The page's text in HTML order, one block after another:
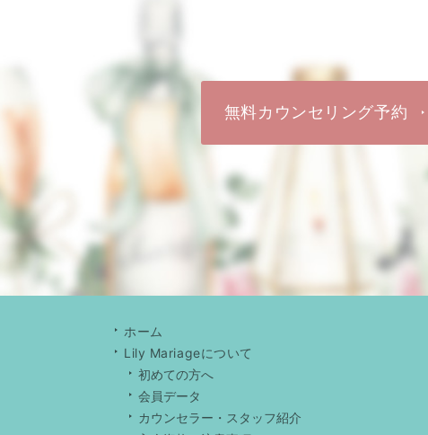
無料カウンセリング予約
ホーム
Lily Mariageについて
初めての方へ
会員データ
カウンセラー・スタッフ紹介